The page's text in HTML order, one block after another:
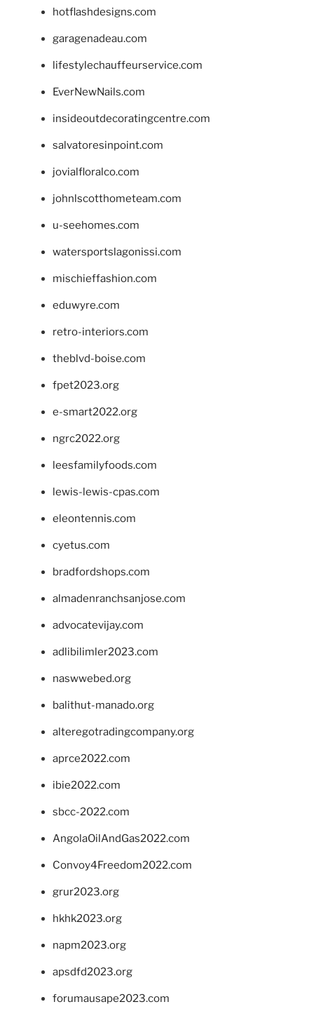
hotflashdesigns.com
garagenadeau.com
lifestylechauffeurservice.com
EverNewNails.com
insideoutdecoratingcentre.com
salvatoresinpoint.com
jovialfloralco.com
johnlscotthometeam.com
u-seehomes.com
watersportslagonissi.com
mischieffashion.com
eduwyre.com
retro-interiors.com
theblvd-boise.com
fpet2023.org
e-smart2022.org
ngrc2022.org
leesfamilyfoods.com
lewis-lewis-cpas.com
eleontennis.com
cyetus.com
bradfordshops.com
almadenranchsanjose.com
advocatevijay.com
adlibilimler2023.com
naswwebed.org
balithut-manado.org
alteregotradingcompany.org
aprce2022.com
ibie2022.com
sbcc-2022.com
AngolaOilAndGas2022.com
Convoy4Freedom2022.com
grur2023.org
hkhk2023.org
napm2023.org
apsdfd2023.org
forumausape2023.com